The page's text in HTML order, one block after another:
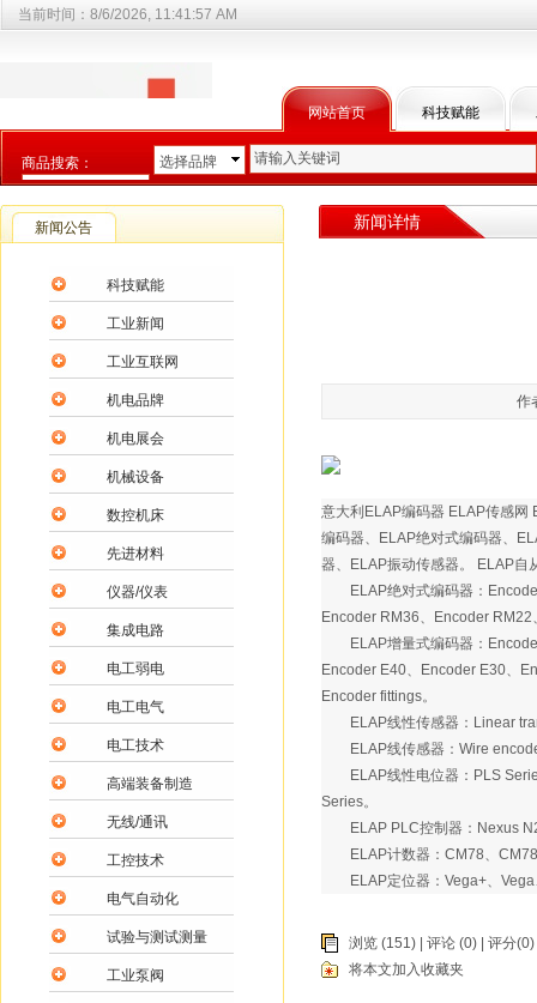
网站首页 科技赋能
当前时间： 8/6/2026, 11:41:58 AM
商品搜索：
选择商品分类
选择品牌
作
意大利ELAP编码器 ELAP传感网
编码器、ELAP绝对式编码器、
器、ELAP振动传感器。 ELAP自
ELAP绝对式编码器：Encoder
Encoder RM36、Encoder
ELAP增量式编码器：Encoder
Encoder E40、Encoder E30、
Encoder fittings。
ELAP线性传感器：Linear
ELAP线传感器：Wire
ELAP线性电位器：PLS
Series。
ELAP PLC控制器：Nexus N2
ELAP计数器：CM78、
ELAP定位器：Vega+、Vega
浏览 (151) | 评论 (0) | 评分
将本文加入收藏夹
新闻公告
科技赋能
工业新闻
工业互联网
机电品牌
机电展会
机械设备
数控机床
先进材料
仪器/仪表
集成电路
电工弱电
电工电气
电工技术
高端装备制造
无线/通讯
工控技术
电气自动化
试验与测试测量
工业泵阀
新闻详情